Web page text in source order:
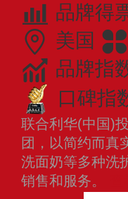
品牌得
美国
品牌指
口碑指
联合利华(中国)
团，以简约而真
洗面奶等多种洗
销售和服务。